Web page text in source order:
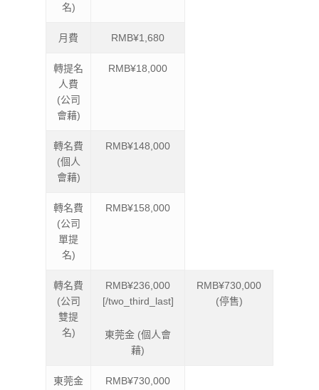
名)
月費 RMB¥1,680
轉提名
人費
(公司
會藉)
RMB¥18,000
轉名費
(個人
會藉)
RMB¥148,000
轉名費
(公司
單提
名)
RMB¥158,000
轉名費
(公司
雙提
名)
RMB¥236,000
[/two_third_last]
東莞金 (個人會
藉)
RMB¥730,000
(停售)
東莞金
RMB¥730,000